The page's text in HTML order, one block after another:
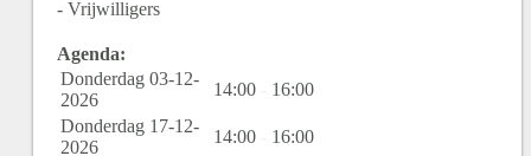
- Vrijwilligers
Agenda:
Donderdag 03-12-
2026
14:00
16:00
Donderdag 17-12-
2026
14:00 16:00